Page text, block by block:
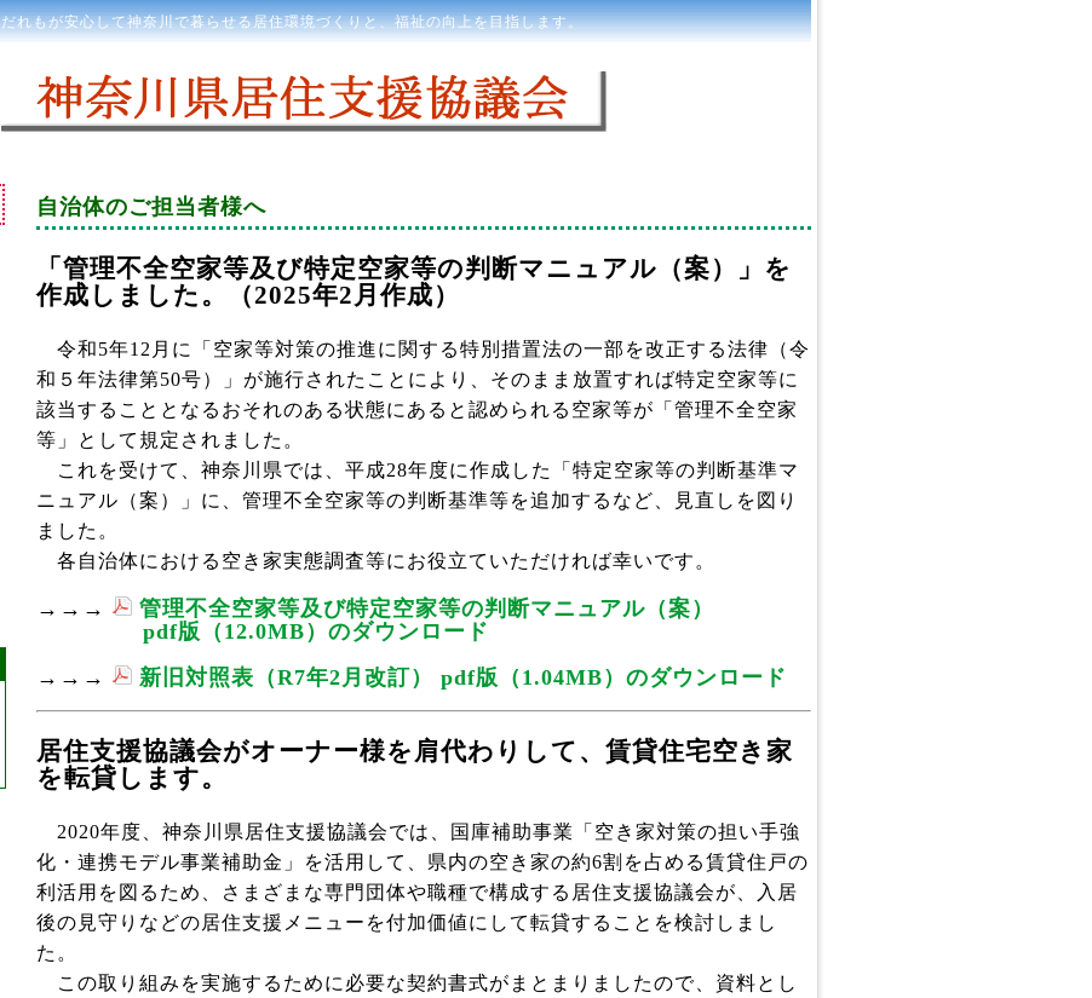
だれもが安心して神奈川で暮らせる居住環境づくりと、福祉の向上を目指します。
自治体のご担当者様へ
「管理不全空家等及び特定空家等の判断マニュアル（案）」を
作成しました。（2025年2月作成）
令和5年12月に「空家等対策の推進に関する特別措置法の一部を改正する法律（令
和５年法律第50号）」が施行されたことにより、そのまま放置すれば特定空家等に
該当することとなるおそれのある状態にあると認められる空家等が「管理不全空家
等」として規定されました。
これを受けて、神奈川県では、平成28年度に作成した「特定空家等の判断基準マ
ニュアル（案）」に、管理不全空家等の判断基準等を追加するなど、見直しを図り
ました。
各自治体における空き家実態調査等にお役立ていただければ幸いです。
→→→
管理不全空家等及び特定空家等の判断マニュアル（案）
pdf版（12.0MB）のダウンロード
→→→
新旧対照表（R7年2月改訂） pdf版（1.04MB）のダウンロード
居住支援協議会がオーナー様を肩代わりして、賃貸住宅空き家
を転貸します。
2020年度、神奈川県居住支援協議会では、国庫補助事業「空き家対策の担い手強
化・連携モデル事業補助金」を活用して、県内の空き家の約6割を占める賃貸住戸の
利活用を図るため、さまざまな専門団体や職種で構成する居住支援協議会が、入居
後の見守りなどの居住支援メニューを付加価値にして転貸することを検討しまし
た。
この取り組みを実施するために必要な契約書式がまとまりましたので、資料とし